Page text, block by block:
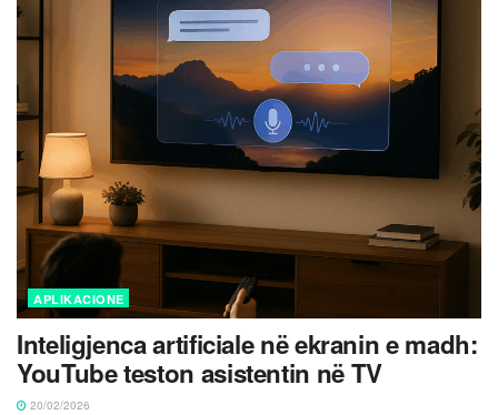
APLIKACIONE
Inteligjenca artificiale në ekranin e madh:
YouTube teston asistentin në TV
20/02/2026